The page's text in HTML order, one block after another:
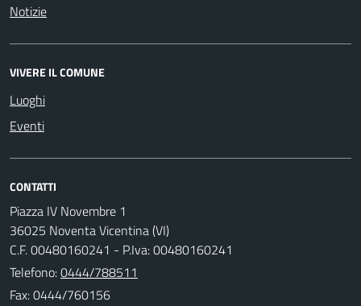
Notizie
VIVERE IL COMUNE
Luoghi
Eventi
CONTATTI
Piazza IV Novembre 1
36025 Noventa Vicentina (VI)
C.F. 00480160241 - P.Iva: 00480160241
Telefono:0444/788511
Fax: 0444/760156